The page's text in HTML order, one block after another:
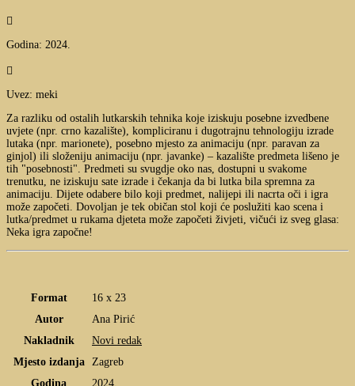

Godina: 2024.

Uvez: meki
Za razliku od ostalih lutkarskih tehnika koje iziskuju posebne izvedbene
uvjete (npr. crno kazalište), kompliciranu i dugotrajnu tehnologiju izrade
lutaka (npr. marionete), posebno mjesto za animaciju (npr. paravan za
ginjol) ili složeniju animaciju (npr. javanke) – kazalište predmeta lišeno je
tih "posebnosti". Predmeti su svugdje oko nas, dostupni u svakome
trenutku, ne iziskuju sate izrade i čekanja da bi lutka bila spremna za
animaciju. Dijete odabere bilo koji predmet, nalijepi ili nacrta oči i igra
može započeti. Dovoljan je tek običan stol koji će poslužiti kao scena i
lutka/predmet u rukama djeteta može započeti živjeti, vičući iz sveg glasa:
Neka igra započne!
Format
16 x 23
Autor
Ana Pirić
Nakladnik
Novi redak
Mjesto izdanja
Zagreb
Godina
2024.